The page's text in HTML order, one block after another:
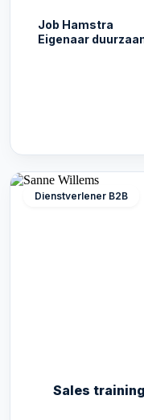
Job Hamstra
Eigenaar
Dienstverlener B2B
Sales